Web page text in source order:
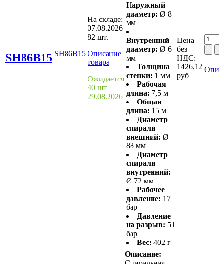
SH86B15 SH86B15
На складе:
07.08.2026
82 шт.
Описание
товара
Ожидается
40 шт
29.08.2026
Наружный
диаметр: Ø 8
мм
Внутренний
диаметр: Ø 6
мм
Толщина
стенки: 1 мм
Рабочая
длина: 7,5 м
Общая
длина: 15 м
Диаметр
спирали
внешний: Ø
88 мм
Диаметр
спирали
внутренний:
Ø 72 мм
Рабочее
давление: 17
бар
Давление
на разрыв: 51
бар
Вес: 402 г
Цена
без
НДС:
1426,12
руб
Описание: